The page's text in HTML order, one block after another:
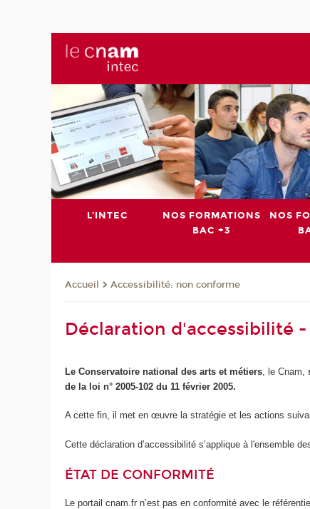
L'INTEC
NOS FORMATIONS
BAC +3
NOS
Accueil Accessibilité: non conforme
Déclaration d'accessibilité
Le Conservatoire national des arts et métiers , le Cnam,
de la loi n° 2005-102 du 11 février 2005.
A cette fin, il met en œuvre la stratégie et les actions
Cette déclaration d’accessibilité s’applique à l'ensemble
ÉTAT DE CONFORMITÉ
Le portail cnam.fr n’est pas en conformité avec le